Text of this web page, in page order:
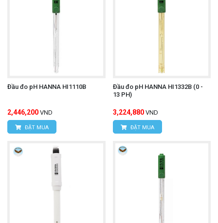
Đầu đo pH HANNA HI1110B
2,446,200 VND
ĐẶT MUA
Đầu đo pH HANNA HI1332B (0 -
13 PH)
3,224,880 VND
ĐẶT MUA